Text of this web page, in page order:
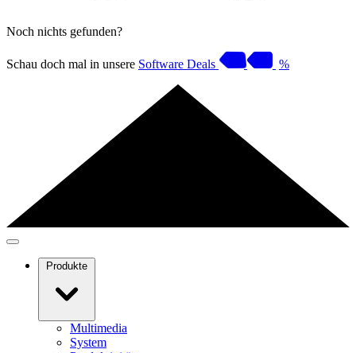
Noch nichts gefunden?
Schau doch mal in unsere Software Deals %
Produkte
Multimedia
System